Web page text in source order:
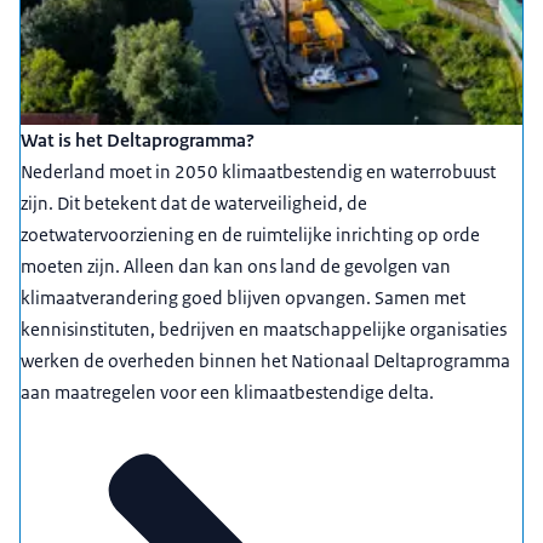
Versterken de kustlijn
We houden water vast
Richten de ruimte anders in
Daarom is er het Nationaal Deltaprogramma
Doel 2050:
Veilig tegen overstromingen
Voldoende zoetwater
Weerbaar tegen extreem weer
Nu en in de toekomst
Op basis van actuele kennis
Wie?
Kennisinstituten
Omwonenden
Bedrijven en maatschappelijke organisaties
Wat is het Deltaprogramma?
Nederland moet in 2050 klimaatbestendig en waterrobuust
zijn. Dit betekent dat de waterveiligheid, de
zoetwatervoorziening en de ruimtelijke inrichting op orde
moeten zijn. Alleen dan kan ons land de gevolgen van
klimaatverandering goed blijven opvangen. Samen met
kennisinstituten, bedrijven en maatschappelijke organisaties
werken de overheden binnen het Nationaal Deltaprogramma
aan maatregelen voor een klimaatbestendige delta.